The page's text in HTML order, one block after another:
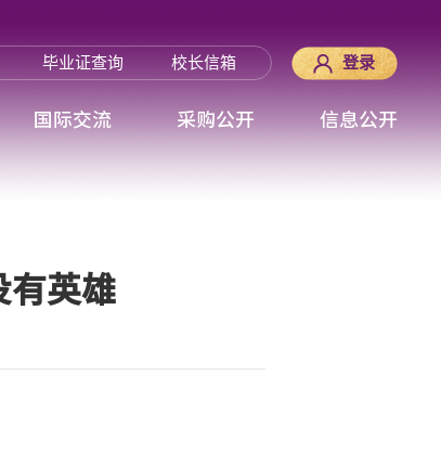
毕业证查询 校长信箱 登录
国际交流 采购公开 信息公开
有英雄